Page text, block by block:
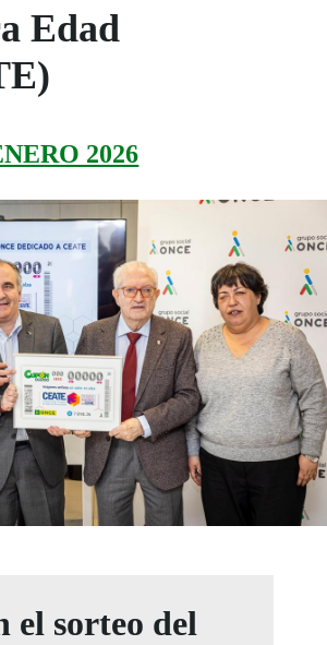
Edad
2026
el sorteo del